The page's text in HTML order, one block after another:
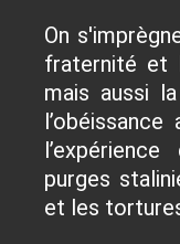
On
fraternité et
mais aussi
purges
et les